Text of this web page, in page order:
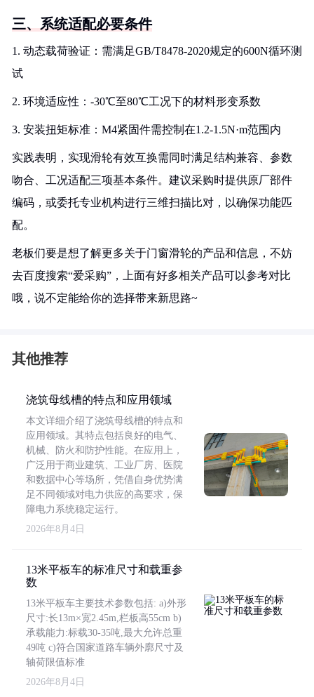
三、系统适配必要条件
1. 动态载荷验证：需满足GB/T8478-2020规定的600N循环测
试
2. 环境适应性：-30℃至80℃工况下的材料形变系数
3. 安装扭矩标准：M4紧固件需控制在1.2-1.5N·m范围内
实践表明，实现滑轮有效互换需同时满足结构兼容、参数
吻合、工况适配三项基本条件。建议采购时提供原厂部件
编码，或委托专业机构进行三维扫描比对，以确保功能匹
配。
老板们要是想了解更多关于门窗滑轮的产品和信息，不妨
去百度搜索“爱采购”，上面有好多相关产品可以参考对比
哦，说不定能给你的选择带来新思路~
其他推荐
浇筑母线槽的特点和应用领域
本文详细介绍了浇筑母线槽的特点和
应用领域。其特点包括良好的电气、
机械、防火和防护性能。在应用上，
广泛用于商业建筑、工业厂房、医院
和数据中心等场所，凭借自身优势满
足不同领域对电力供应的高要求，保
障电力系统稳定运行。
2026年8月4日
13米平板车的标准尺寸和载重参
数
13米平板车主要技术参数包括: a)外形
尺寸:长13m×宽2.45m,栏板高55cm b)
承载能力:标载30-35吨,最大允许总重
49吨 c)符合国家道路车辆外廓尺寸及
轴荷限值标准
2026年8月4日